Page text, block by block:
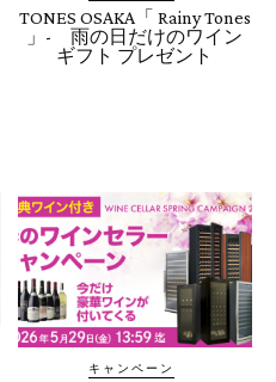
TONES OSAKA「 Rainy Tones
」- 雨の日だけのワイン
ギフト プレゼント
キャンペーン